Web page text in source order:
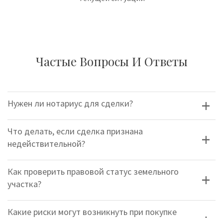
Частые Вопросы И Ответы
Нужен ли нотариус для сделки?
Что делать, если сделка признана
недействительной?
Как проверить правовой статус земельного
участка?
Какие риски могут возникнуть при покупке